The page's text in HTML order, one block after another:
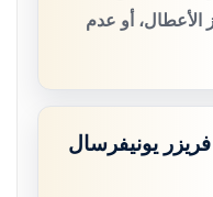
الأعطال، أو عدم
يونيفرسال